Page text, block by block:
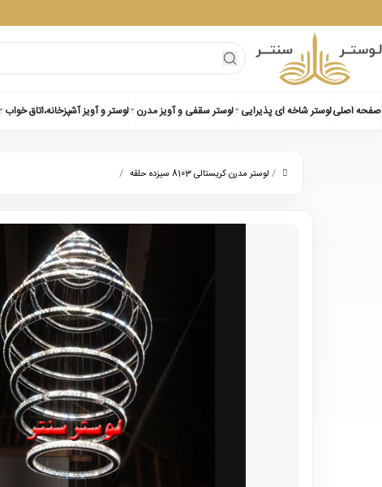
صفحه اصلیلوستر شاخه ای پذیرایی لوستر سقفی و آویز مدرن لوستر و آویز آشپزخانه،اتاق خواب
/ لوستر مدرن کریستالی 8103 سیزده حلقه /